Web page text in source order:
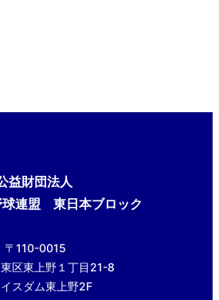
益財団法人
球連盟 東日本ブロック
〒110-0015
区東上野１丁目21-8
スダム東上野2F